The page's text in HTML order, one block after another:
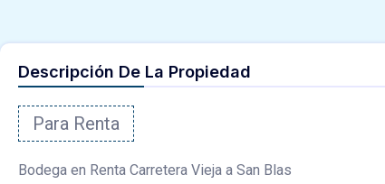
Descripción De La Propiedad
Para Renta
Bodega en Renta Carretera Vieja a San Blas